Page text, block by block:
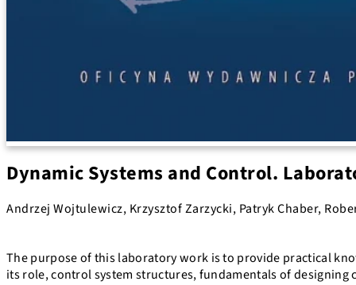
Dynamic Systems and Control.
Andrzej Wojtulewicz, Krzysztof Zarzycki, Patryk Chaber,
The purpose of this laboratory work is to provide practical
its role, control system structures, fundamentals of